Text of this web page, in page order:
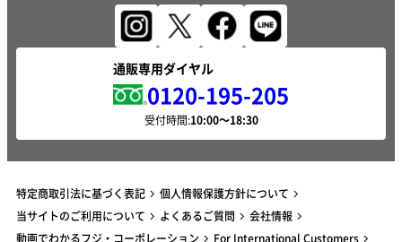
通販専用ダイヤル
0120-195-205
受付時間:
特定商取引法に基づく表記
個人情報保護方針について
当サイトのご利用について
よくあるご質問
会社情報
動画でわかるフジ・コーポレーション
For International Customers